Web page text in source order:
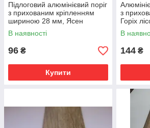
Підлоговий алюмінієвий поріг
з прихованим кріпленням
шириною 28 мм, Ясен
(АП-016)
В наявності
96 ₴
Купити
з
Горіх
(АП-014)
В
144 ₴